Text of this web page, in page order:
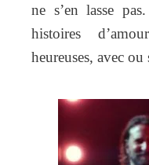
ne s’en lasse
histoires
heureuses, avec